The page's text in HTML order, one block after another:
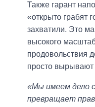
Также гарант
«открыто грабят
захватили. Это
высокого
продовольствия
просто вырывают
«Мы имеем дело
превращает